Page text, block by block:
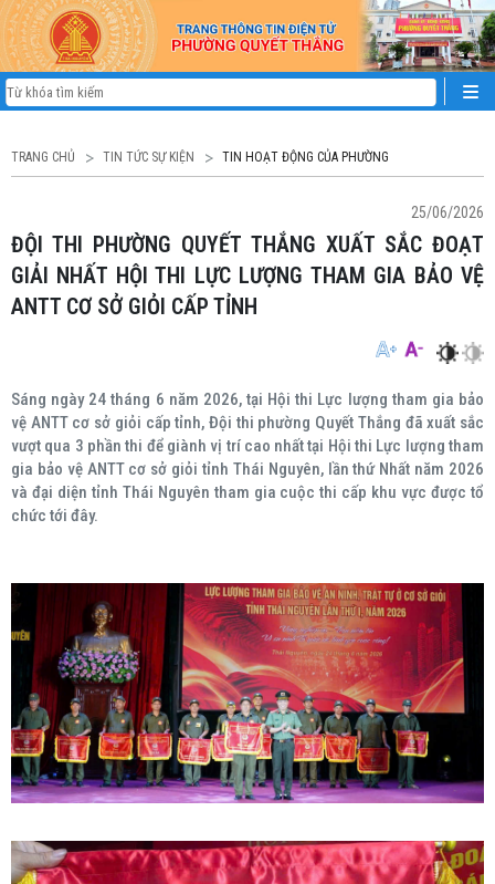
TRANG CHỦ TIN TỨC SỰ KIỆN TIN HOẠT ĐỘNG CỦA PHƯỜNG
25/06/2026
ĐỘI THI PHƯỜNG QUYẾT THẮNG XUẤT SẮC ĐOẠT
GIẢI NHẤT HỘI THI LỰC LƯỢNG THAM GIA BẢO VỆ
ANTT CƠ SỞ GIỎI CẤP TỈNH
Sáng ngày 24 tháng 6 năm 2026, tại Hội thi Lực lượng tham gia bảo
vệ ANTT cơ sở giỏi cấp tỉnh, Đội thi phường Quyết Thắng đã xuất sắc
vượt qua 3 phần thi để giành vị trí cao nhất tại Hội thi Lực lượng tham
gia bảo vệ ANTT cơ sở giỏi tỉnh Thái Nguyên, lần thứ Nhất năm 2026
và đại diện tỉnh Thái Nguyên tham gia cuộc thi cấp khu vực được tổ
chức tới đây.